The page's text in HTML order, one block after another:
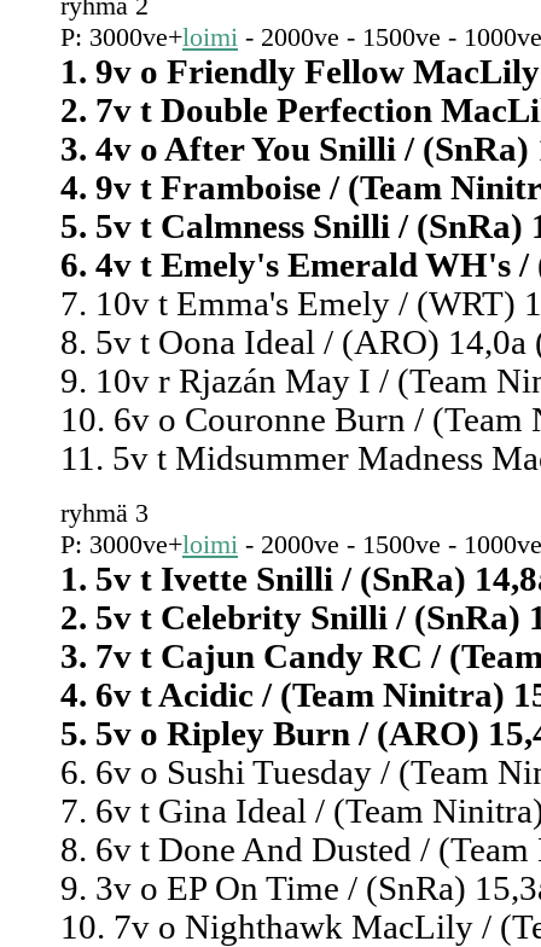
P: 3000ve+loimi - 2000ve - 1500ve -
1. 9v o Friendly Fellow
2. 7v t Double Perfection
3. 4v o After You Snilli / (SnRa)
4. 9v t Framboise / (Team
5. 5v t Calmness Snilli / (SnRa)
6. 4v t Emely's Emerald WH's /
7. 10v t Emma's Emely / (WRT)
8. 5v t Oona Ideal / (ARO)
9. 10v r Rjazán May I / (Team
10. 6v o Couronne Burn /
11. 5v t Midsummer Madness
ryhmä 3
P: 3000ve+loimi - 2000ve - 1500ve -
1. 5v t Ivette Snilli / (SnRa)
2. 5v t Celebrity Snilli / (SnRa)
3. 7v t Cajun Candy RC /
4. 6v t Acidic / (Team Ninitra)
5. 5v o Ripley Burn / (ARO)
6. 6v o Sushi Tuesday / (Team
7. 6v t Gina Ideal / (Team
8. 6v t Done And Dusted /
9. 3v o EP On Time / (SnRa)
10. 7v o Nighthawk MacLily /